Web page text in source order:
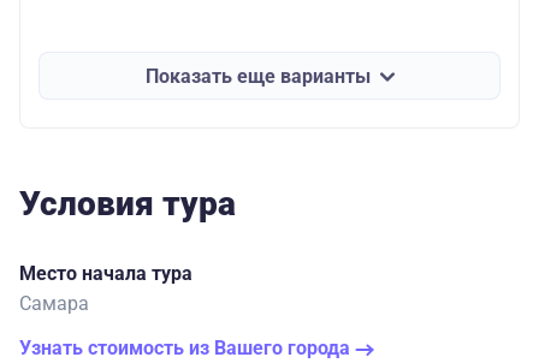
Показать еще варианты
Условия тура
Место начала тура
Самара
Узнать стоимость из Вашего города